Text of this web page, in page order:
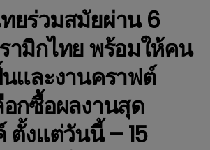
ยร่วมสมัยผ่าน 6
ามิกไทย พร้อมให้คน
นและงานคราฟต์
อกซื้อผลงานสุด
ตั้งแต่วันนี้ – 15